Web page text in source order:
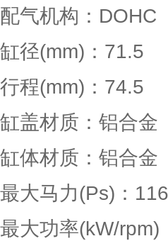
配气机构：DOHC
缸径(mm)：71.5
行程(mm)：74.5
缸盖材质：铝合金
缸体材质：铝合金
最大马力(Ps)：116
最大功率(kW/